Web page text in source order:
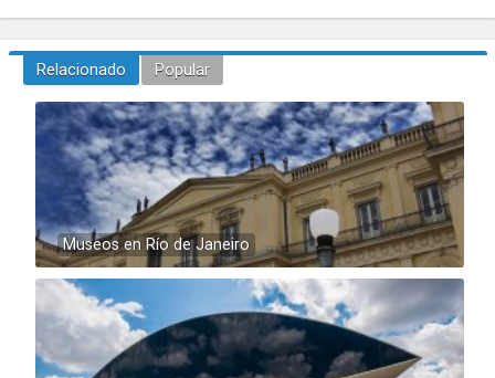
Relacionado Popular
Museos en Río de Janeiro